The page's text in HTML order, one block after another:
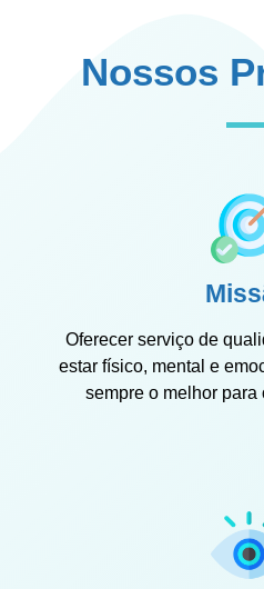
Nossos
Oferecer serviço de
estar físico, mental e
sempre o melhor para